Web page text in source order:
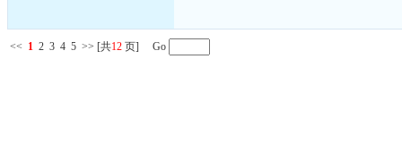
<< 1 2 3 4 5 >> [共12 页] Go